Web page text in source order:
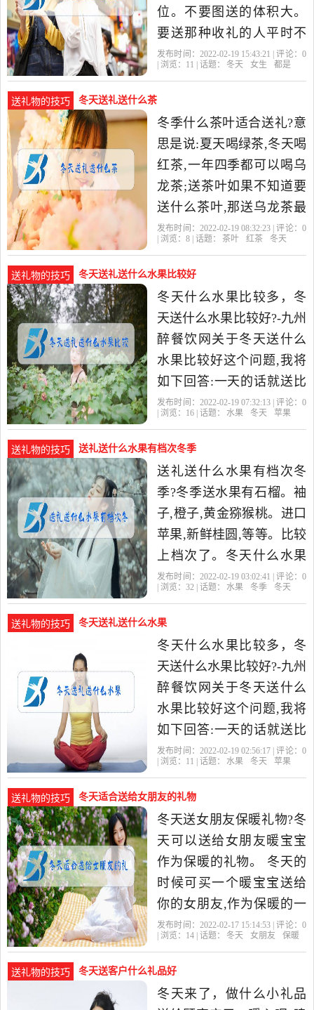
位。不要图送的体积大。
要送那种收礼的人平时不
舍得买的。不要送华而不
发布时间：2022-02-19 15:43:21 | 评论： 0
| 浏览： 11 | 话题： 冬天 女生 都是
送礼物的技巧 冬天送礼送什么茶
冬季什么茶叶适合送礼?意
思是说:夏天喝绿茶,冬天喝
红茶,一年四季都可以喝乌
龙茶;送茶叶如果不知道要
送什么茶叶,那送乌龙茶最
适合。乌龙茶是一个大的
发布时间：2022-02-19 08:32:23 | 评论： 0
| 浏览： 8 | 话题： 茶叶 红茶 冬天
送礼物的技巧 冬天送礼送什么水果比较好
冬天什么水果比较多，冬
天送什么水果比较好?-九州
醉餐饮网关于冬天送什么
水果比较好这个问题,我将
如下回答:一天的话就送比
较当季的水果会比较好,比
发布时间：2022-02-19 07:32:13 | 评论： 0
| 浏览： 16 | 话题： 水果 冬天 苹果
送礼物的技巧 送礼送什么水果有档次冬季
送礼送什么水果有档次冬
季?冬季送水果有石榴。袖
子,橙子,黄金猕猴桃。进口
苹果,新鲜桂圆,等等。比较
上档次了。冬天什么水果
比较多，冬天送什么水果
发布时间：2022-02-19 03:02:41 | 评论： 0
| 浏览： 32 | 话题： 水果 冬季 冬天
送礼物的技巧 冬天送礼送什么水果
冬天什么水果比较多，冬
天送什么水果比较好?-九州
醉餐饮网关于冬天送什么
水果比较好这个问题,我将
如下回答:一天的话就送比
较当季的水果会比较好,比
发布时间：2022-02-19 02:56:17 | 评论： 0
| 浏览： 11 | 话题： 水果 冬天 苹果
送礼物的技巧 冬天适合送给女朋友的礼物
冬天送女朋友保暖礼物?冬
天可以送给女朋友暖宝宝
作为保暖的礼物。 冬天的
时候可买一个暖宝宝送给
你的女朋友,作为保暖的一
箱礼物也可以给女朋友买
暖
发布时间：2022-02-17 15:14:53 | 评论： 0
| 浏览： 14 | 话题： 冬天 女朋友 保暖
送礼物的技巧 冬天送客户什么礼品好
冬天来了，做什么小礼品